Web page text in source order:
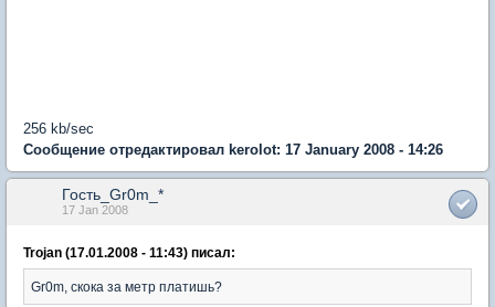
256 kb/sec
Сообщение отредактировал kerolot: 17 January 2008 - 14:26
Гость_Gr0m_*
17 Jan 2008
Trojan (17.01.2008 - 11:43) писал:
Gr0m, скока за метр платишь?